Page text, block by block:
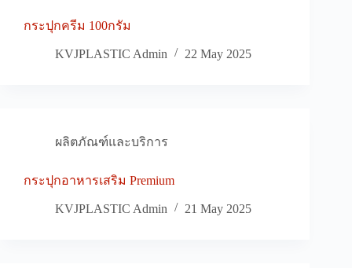
กระปุกครีม 100กรัม
KVJPLASTIC Admin 22 May 2025
ผลิตภัณฑ์และบริการ
กระปุกอาหารเสริม Premium
KVJPLASTIC Admin 21 May 2025